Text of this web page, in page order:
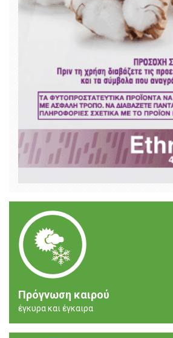
Πρόγνωση καιρού
έγκυρα και έγκαιρα